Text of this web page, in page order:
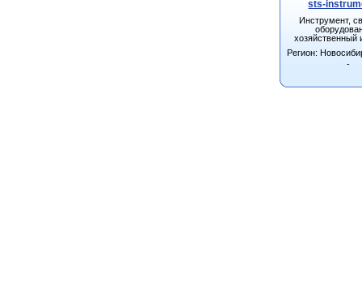
sts-
Инструмент,
хозяйственный
Регион:
-